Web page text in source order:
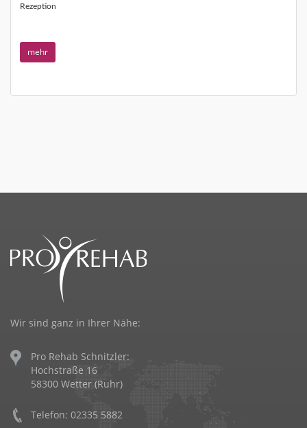
Rezeption
mehr
Wir sind ganz in Ihrer Nähe:
Pro Rehab Schnitzler:
Hochstraße 16
58300 Wetter (Ruhr)
Telefon: 02335 5882